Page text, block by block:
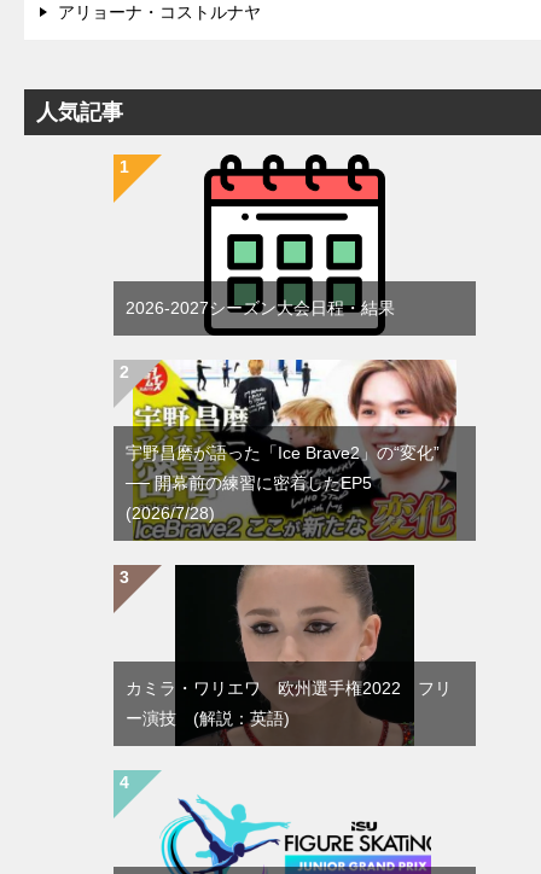
アリョーナ・コストルナヤ
人気記事
2026-2027シーズン大会日程・結果
宇野昌磨が語った「Ice Brave2」の“変化”
── 開幕前の練習に密着したEP5
(2026/7/28)
カミラ・ワリエワ 欧州選手権2022 フリ
ー演技 (解説：英語)